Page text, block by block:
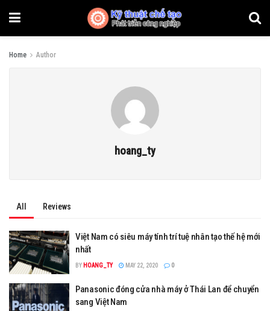
Home Author
hoang_ty
All Reviews
Việt Nam có siêu máy tính trí tuệ nhân tạo thế hệ mới
nhất
BY HOANG_TY MAY 22, 2020 0
Panasonic đóng cửa nhà máy ở Thái Lan để chuyển
sang Việt Nam